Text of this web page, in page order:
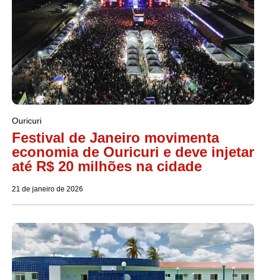
Ouricuri
Festival de Janeiro movimenta
economia de Ouricuri e deve injetar
até R$ 20 milhões na cidade
21 de janeiro de 2026